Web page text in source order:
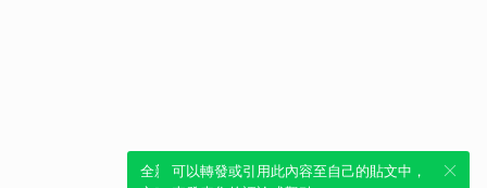
全新體驗！一鍵引用此內容，透過發布貼
可以轉發或引用此內容至自己的貼文中，